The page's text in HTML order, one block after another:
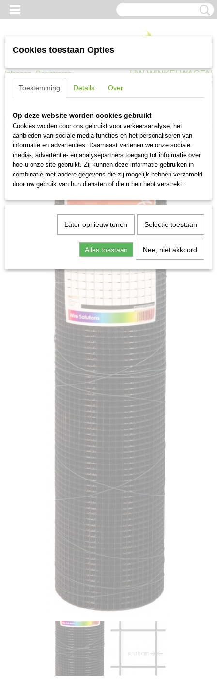
Inloggen Registreren UW WINKELWAGEN
(0)
zwart 13x1,1 mm 100 cm x 10 meter
Cookies toestaan Opties
Toestemming Details Over
Op deze website worden cookies gebruikt
Cookies worden door ons gebruikt voor verkeersanalyse, het
aanbieden van sociale media-functies en het personaliseren van
informatie en advertenties. Daarnaast verlenen we onze sociale
media-, advertentie- en analysepartners toegang tot informatie over
hoe u onze site gebruikt. Zij kunnen deze informatie gebruiken in
combinatie met andere gegevens die zij mogelijk hebben verzameld
door uw gebruik van hun diensten of die u hen hebt verstrekt.
Later opnieuw tonen Selectie toestaan
Alles toestaan Nee, niet akkoord